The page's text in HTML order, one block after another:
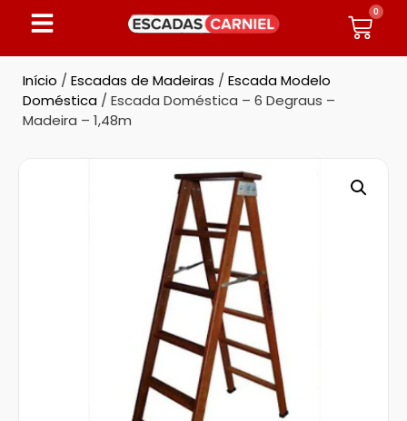
0
Início / Escadas de Madeiras / Escada Modelo
Doméstica / Escada Doméstica – 6 Degraus –
Madeira – 1,48m